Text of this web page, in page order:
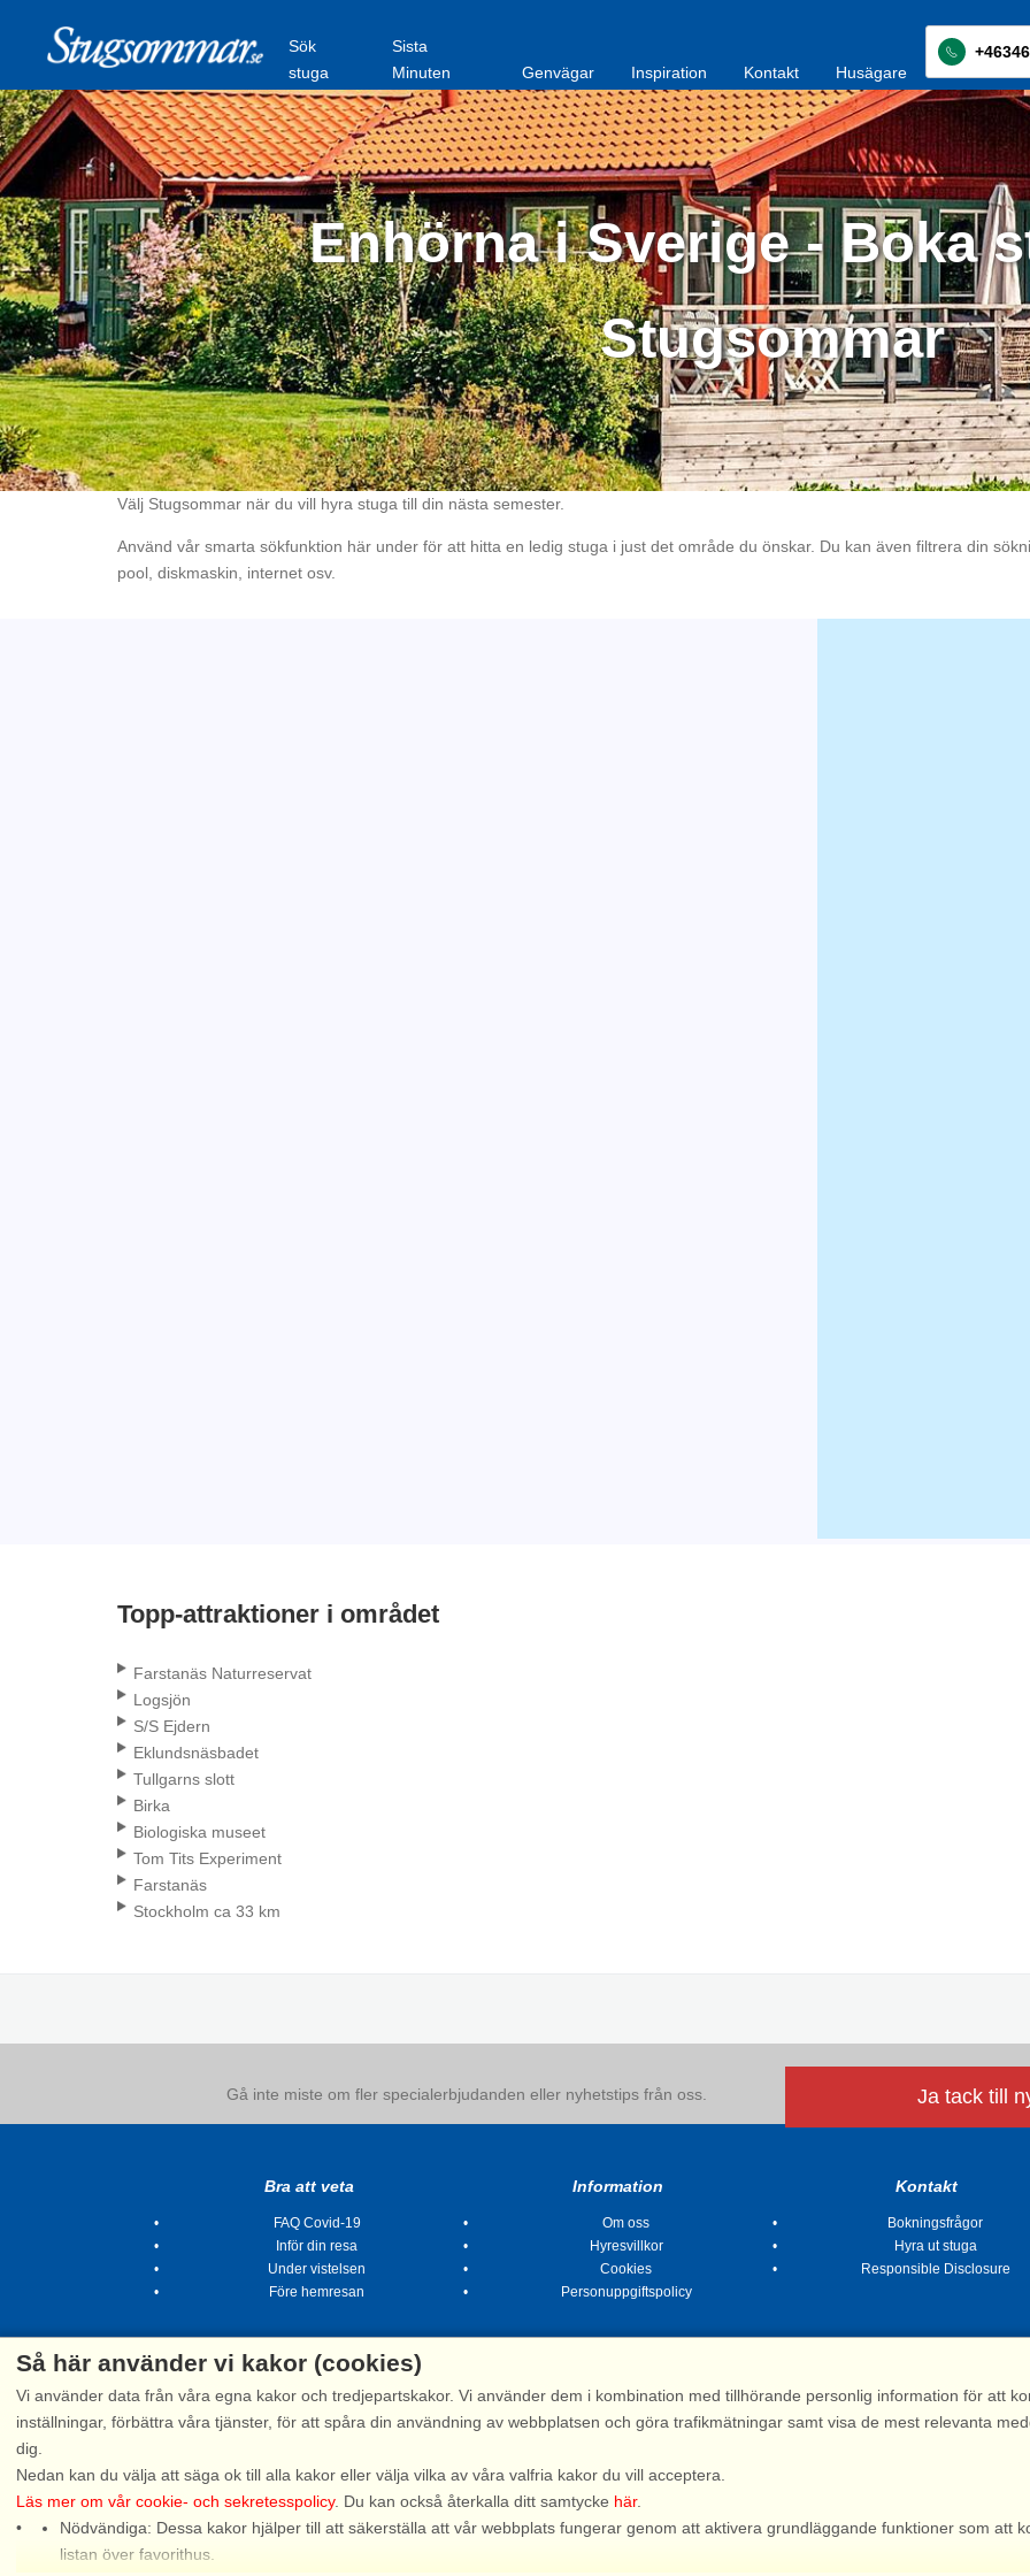
Sök
stuga
Sista
Minuten
Genvägar Inspiration Kontakt Husägare
Enhörna i Sverige - Boka
Stugsommar
Välj Stugsommar när du vill hyra stuga till din nästa semester.
Använd vår smarta sökfunktion här under för att hitta en ledig stuga i just det område du önskar. Du kan även filtrera din
pool, diskmaskin, internet osv.
Topp-attraktioner i området
Farstanäs Naturreservat
Logsjön
S/S Ejdern
Eklundsnäsbadet
Tullgarns slott
Birka
Biologiska museet
Tom Tits Experiment
Farstanäs
Stockholm ca 33 km
Gå inte miste om fler specialerbjudanden eller nyhetstips från oss. Ja tack till
Bra att veta
FAQ Covid-19
Inför din resa
Under vistelsen
Före hemresan
Information
Om oss
Hyresvillkor
Cookies
Personuppgiftspolicy
Kontakt
Bokningsfrågor
Hyra ut stuga
Responsible Disclosure
Stugsommar |Kvarngatan 2, 311 32 Falkenberg | Sverige
Så här använder vi kakor (cookies)
Vi använder data från våra egna kakor och tredjepartskakor. Vi använder dem i kombination med tillhörande personlig information för att
inställningar, förbättra våra tjänster, för att spåra din användning av webbplatsen och göra trafikmätningar samt visa de mest relevanta
dig.
Nedan kan du välja att säga ok till alla kakor eller välja vilka av våra valfria kakor du vill acceptera.
Läs mer om vår cookie- och sekretesspolicy. Du kan också återkalla ditt samtycke här.
Nödvändiga: Dessa kakor hjälper till att säkerställa att vår webbplats fungerar genom att aktivera grundläggande funktioner som att
listan över favorithus.
Snak